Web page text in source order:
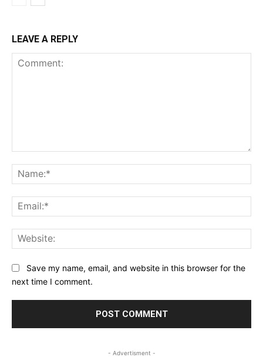
LEAVE A REPLY
Save my name, email, and website in this browser for the
next time I comment.
- Advertisment -